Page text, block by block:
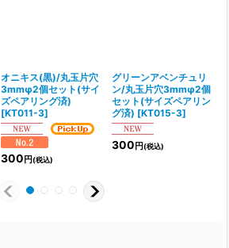
オニキス(黒)/丸玉片穴
3mmφ2個セット(サイ
ズペアリング済)
[KT011-3]
300 円(税込)
グリーンアベンチュリ
ン/丸玉片穴3mmφ2個
セット(サイズペアリン
グ済) [KT015-3]
300 円(税込)